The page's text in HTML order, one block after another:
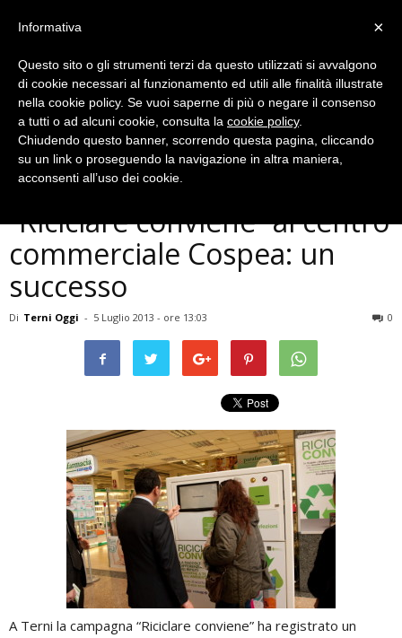
Cronaca
Terni, conclusa campagna
”Riciclare conviene” al centro
commerciale Cospea: un
successo
Di Terni Oggi - 5 Luglio 2013 - ore 13:03 0
A Terni la campagna “Riciclare conviene” ha registrato un
×
Informativa
Questo sito o gli strumenti terzi da questo utilizzati si avvalgono
di cookie necessari al funzionamento ed utili alle finalità illustrate
nella cookie policy. Se vuoi saperne di più o negare il consenso
a tutti o ad alcuni cookie, consulta la cookie policy.
Chiudendo questo banner, scorrendo questa pagina, cliccando
su un link o proseguendo la navigazione in altra maniera,
acconsenti all’uso dei cookie.